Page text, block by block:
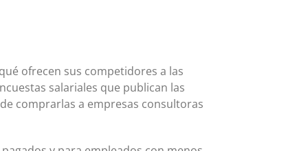
ofrecen sus competidores a las
salariales que publican las
comprarlas a empresas consultoras